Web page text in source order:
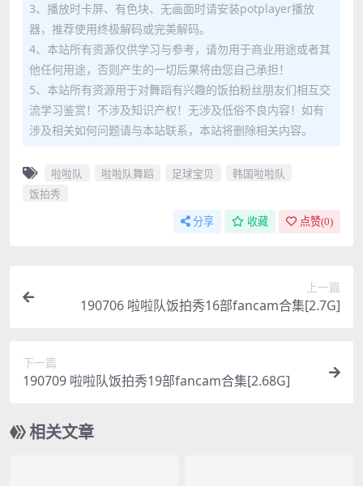
3、播放时卡屏、有色块、无画面时请安装potplayer播放
器，推荐使用终极解码或完美解码。
4、本站所有资源仅供学习与参考，请勿用于商业用途或者其
他任何用途，否则产生的一切后果将由您自己承担！
5、本站所有资源用于对舞蹈有兴趣的饭拍粉丝朋友们相互交
流学习鉴赏！不涉及知识产权！无涉及低俗不良内容！如有
涉及相关如何问题请与本站联系，本站将删除相关内容。
啦啦队 啦啦队舞蹈 足球宝贝
韩国啦啦队
饭拍秀
分享 收藏 点赞(0)
上一篇
190706 啦啦队饭拍秀16部fancam合集[2.7G]
下一篇
190709 啦啦队饭拍秀19部fancam合集[2.68G]
相关文章